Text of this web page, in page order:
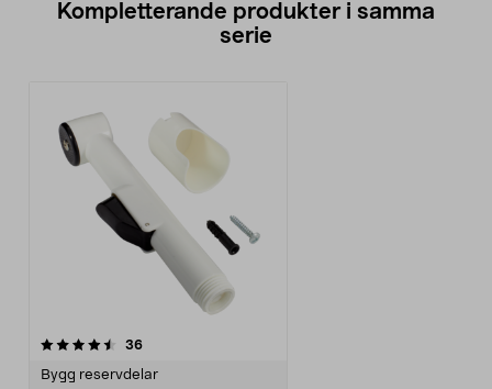
Kompletterande produkter i samma
serie
36recensioner
Bygg reservdelar